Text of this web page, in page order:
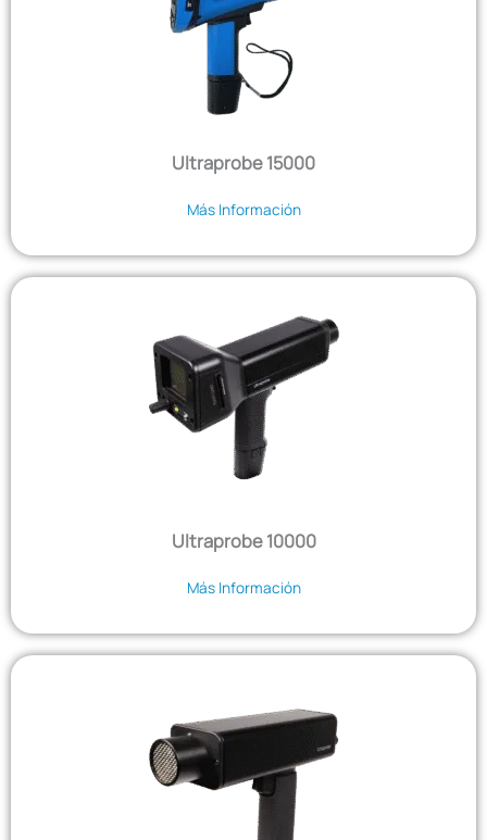
Ultraprobe 15000
Más Información
Ultraprobe 10000
Más Información